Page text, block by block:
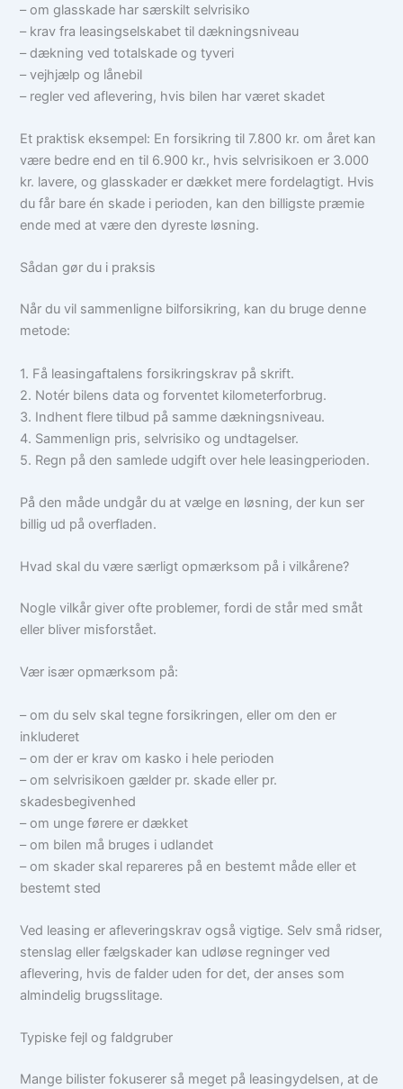
– om glasskade har særskilt selvrisiko
– krav fra leasingselskabet til dækningsniveau
– dækning ved totalskade og tyveri
– vejhjælp og lånebil
– regler ved aflevering, hvis bilen har været skadet
Et praktisk eksempel: En forsikring til 7.800 kr. om året kan
være bedre end en til 6.900 kr., hvis selvrisikoen er 3.000
kr. lavere, og glasskader er dækket mere fordelagtigt. Hvis
du får bare én skade i perioden, kan den billigste præmie
ende med at være den dyreste løsning.
Sådan gør du i praksis
Når du vil sammenligne bilforsikring, kan du bruge denne
metode:
1. Få leasingaftalens forsikringskrav på skrift.
2. Notér bilens data og forventet kilometerforbrug.
3. Indhent flere tilbud på samme dækningsniveau.
4. Sammenlign pris, selvrisiko og undtagelser.
5. Regn på den samlede udgift over hele leasingperioden.
På den måde undgår du at vælge en løsning, der kun ser
billig ud på overfladen.
Hvad skal du være særligt opmærksom på i vilkårene?
Nogle vilkår giver ofte problemer, fordi de står med småt
eller bliver misforstået.
Vær især opmærksom på:
– om du selv skal tegne forsikringen, eller om den er
inkluderet
– om der er krav om kasko i hele perioden
– om selvrisikoen gælder pr. skade eller pr.
skadesbegivenhed
– om unge førere er dækket
– om bilen må bruges i udlandet
– om skader skal repareres på en bestemt måde eller et
bestemt sted
Ved leasing er afleveringskrav også vigtige. Selv små ridser,
stenslag eller fælgskader kan udløse regninger ved
aflevering, hvis de falder uden for det, der anses som
almindelig brugsslitage.
Typiske fejl og faldgruber
Mange bilister fokuserer så meget på leasingydelsen, at de